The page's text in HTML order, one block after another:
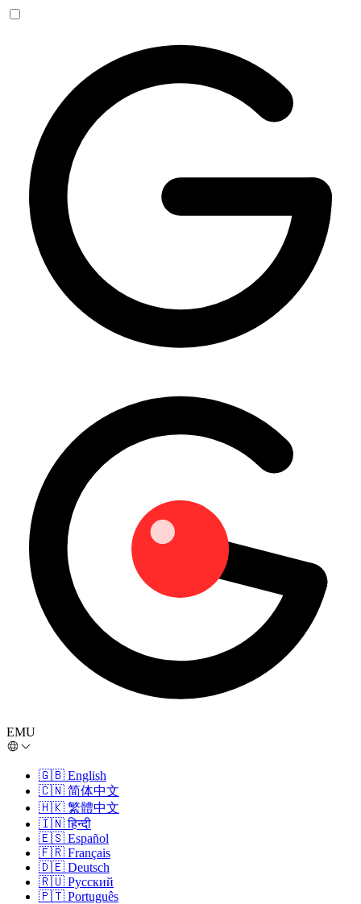
EMU
🇬🇧 English
🇨🇳 简体中文
🇭🇰 繁體中文
🇮🇳 हिन्दी
🇪🇸 Español
🇫🇷 Français
🇩🇪 Deutsch
🇷🇺 Русский
🇵🇹 Português